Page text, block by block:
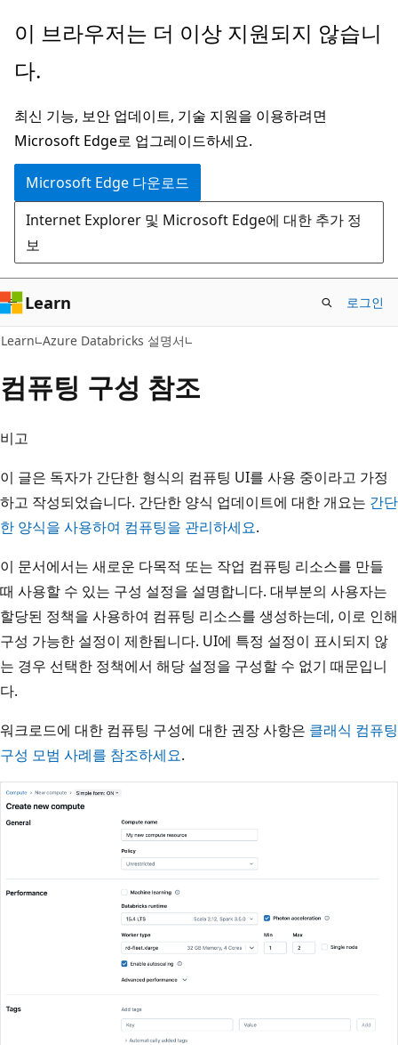
주
콘
츠
로
건
너
뛰
기
이 브라우저는 더 이상 지원되지 않습니
다.
최신 기능, 보안 업데이트, 기술 지원을 이용하려면
Microsoft Edge로 업그레이드하세요.
Microsoft Edge 다운로드
Internet Explorer 및 Microsoft Edge에 대한 추가 정
보
Learn 로그인
Learn Azure Databricks 설명서
컴퓨팅 구성 참조
비고
이 글은 독자가 간단한 형식의 컴퓨팅 UI를 사용 중이라고 가정
하고 작성되었습니다. 간단한 양식 업데이트에 대한 개요는 간단
한 양식을 사용하여 컴퓨팅을 관리하세요.
이 문서에서는 새로운 다목적 또는 작업 컴퓨팅 리소스를 만들
때 사용할 수 있는 구성 설정을 설명합니다. 대부분의 사용자는
할당된 정책을 사용하여 컴퓨팅 리소스를 생성하는데, 이로 인해
구성 가능한 설정이 제한됩니다. UI에 특정 설정이 표시되지 않
는 경우 선택한 정책에서 해당 설정을 구성할 수 없기 때문입니
다.
워크로드에 대한 컴퓨팅 구성에 대한 권장 사항은 클래식 컴퓨팅
구성 모범 사례를 참조하세요.